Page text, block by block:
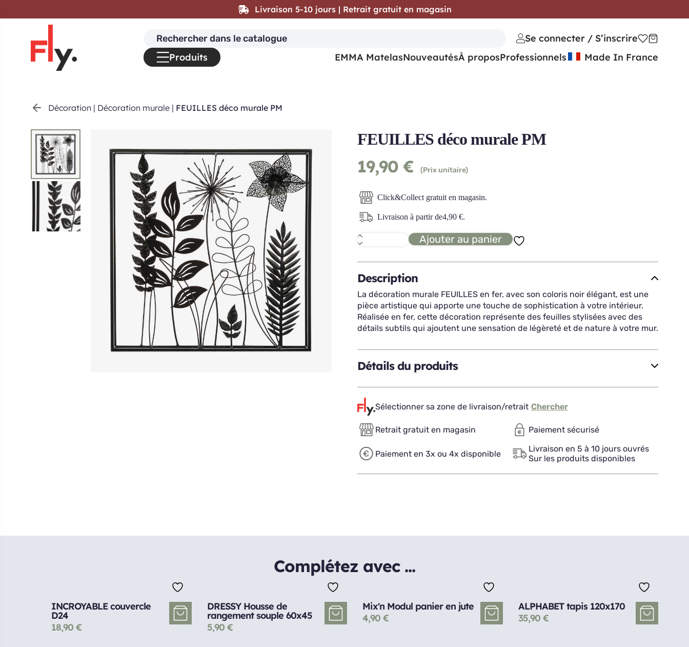
Décoration | Décoration murale | FEUILLES déco murale PM
FEUILLES déco murale PM
19,90 € (Prix unitaire)
Click&Collect gratuit en magasin.
Livraison à partir de4,90 €.
quantité
de
déco
murale
PM
Ajouter au panier
Description
La décoration murale FEUILLES en fer, avec son coloris noir élégant, est une
pièce artistique qui apporte une touche de sophistication à votre intérieur.
Réalisée en fer, cette décoration représente des feuilles stylisées avec des
détails subtils qui ajoutent une sensation de légèreté et de nature à votre mur.
Détails du produits
Sélectionner sa zone de livraison/retrait Chercher
Retrait gratuit en magasin Paiement sécurisé
Paiement en 3x ou 4x disponible
Livraison en 5 à 10 jours ouvrés
Sur les produits disponibles
Complétez avec ...
INCROYABLE couvercle
D24
18,90 €
DRESSY Housse de
rangement souple 60x45
5,90 €
Mix'n Modul panier en jute
4,90 €
ALPHABET tapis 120x170
35,90 €
Livraison 5-10 jours | Retrait gratuit en magasin
Search
for:
Se connecter / S’inscrire
Produits
EMMA MatelasNouveautésÀ proposProfessionnels Made In France